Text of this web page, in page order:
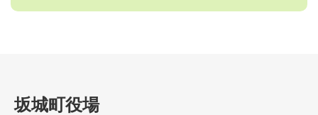
坂城町役場